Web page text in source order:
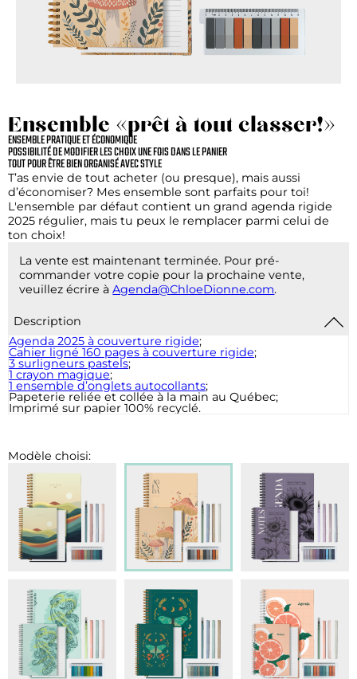
Ensemble «prêt à tout classer!»
ENSEMBLE PRATIQUE ET ÉCONOMIQUE
POSSIBILITÉ DE MODIFIER LES CHOIX UNE FOIS DANS LE PANIER
TOUT POUR ÊTRE BIEN ORGANISÉ AVEC STYLE
T’as envie de tout acheter (ou presque), mais aussi
d’économiser? Mes ensemble sont parfaits pour toi!
L'ensemble par défaut contient un grand agenda rigide
2025 régulier, mais tu peux le remplacer parmi celui de
ton choix!
La vente est maintenant terminée. Pour pré-
commander votre copie pour la prochaine vente,
veuillez écrire àAgenda@ChloeDionne.com.
Description
Agenda 2025 à couverture rigide;
Cahier ligné 160 pages à couverture rigide;
3 surligneurs pastels;
1 crayon magique;
1 ensemble d’onglets autocollants;
Papeterie reliée et collée à la main au Québec;
Imprimé sur papier 100% recyclé.
Modèle choisi: